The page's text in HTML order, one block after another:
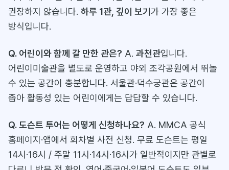
권장하지 않습니다. 하루 1관, 깊이 보기 가 가장 좋은
방식입니다.
Q. 어린이와 함께 갈 만한 관은? A. 과천관입니다.
어린이미술관을 별도로 운영하고 야외 조각공원에서 뛰놀
수 있는 공간이 충분합니다. 서울관·덕수궁관은 공간이
좁아 활동성 있는 어린이에게는 답답할 수 있습니다.
Q. 도슨트 투어는 어떻게 신청하나요? A. MMCA 공식
홈페이지·앱에서 회차별 사전 신청. 무료 도슨트는 평일
14시·16시 / 주말 11시·14시·16시가 일반적이지만 관별로